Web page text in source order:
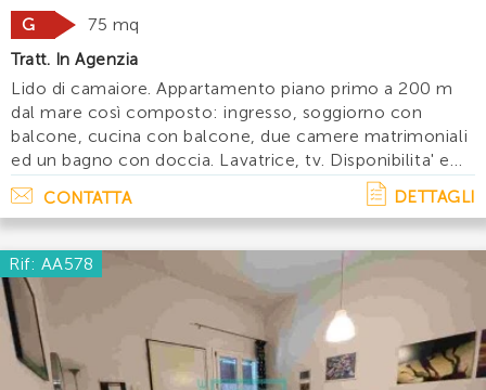
G
75 mq
Tratt. In Agenzia
Lido di camaiore. Appartamento piano primo a 200 m
dal mare così composto: ingresso, soggiorno con
balcone, cucina con balcone, due camere matrimoniali
ed un bagno con doccia. Lavatrice, tv. Disponibilita' e
prezzi: maggio:giugno: luglio:agosto:settembre:
CONTATTA DETTAGLI
Rif: AA578